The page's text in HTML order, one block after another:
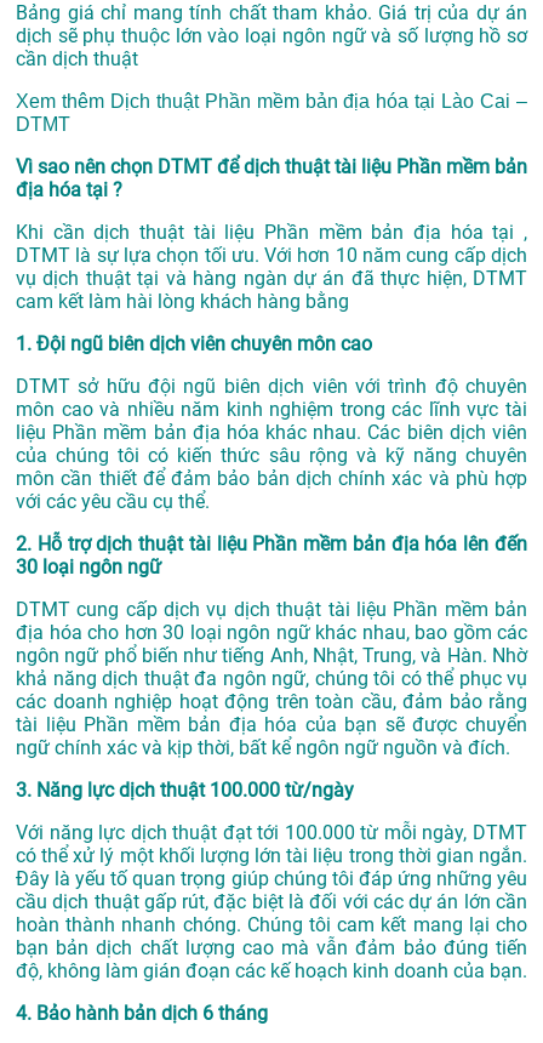
Bảng giá chỉ mang tính chất tham khảo. Giá trị của dự án
dịch sẽ phụ thuộc lớn vào loại ngôn ngữ và số lượng hồ sơ
cần dịch thuật
Xem thêm Dịch thuật Phần mềm bản địa hóa tại Lào Cai –
DTMT
Vì sao nên chọn DTMT để dịch thuật tài liệu Phần mềm bản
địa hóa tại ?
Khi cần dịch thuật tài liệu Phần mềm bản địa hóa tại ,
DTMT là sự lựa chọn tối ưu. Với hơn 10 năm cung cấp dịch
vụdịch thuật tại và hàng ngàn dự án đã thực hiện, DTMT
cam kết làm hài lòng khách hàng bằng
1. Đội ngũ biên dịch viên chuyên môn cao
DTMT sở hữu đội ngũ biên dịch viên với trình độ chuyên
môn cao và nhiều năm kinh nghiệm trong các lĩnh vực tài
liệu Phần mềm bản địa hóa khác nhau. Các biên dịch viên
của chúng tôi có kiến thức sâu rộng và kỹ năng chuyên
môn cần thiết để đảm bảo bản dịch chính xác và phù hợp
với các yêu cầu cụ thể.
2. Hỗ trợ dịch thuật tài liệu Phần mềm bản địa hóa lên đến
30 loại ngôn ngữ
DTMT cung cấp dịch vụ dịch thuật tài liệu Phần mềm bản
địa hóa cho hơn 30 loại ngôn ngữ khác nhau, bao gồm các
ngôn ngữ phổ biến như tiếng Anh, Nhật, Trung, và Hàn. Nhờ
khả năng dịch thuật đa ngôn ngữ, chúng tôi có thể phục vụ
các doanh nghiệp hoạt động trên toàn cầu, đảm bảo rằng
tài liệu Phần mềm bản địa hóa của bạn sẽ được chuyển
ngữ chính xác và kịp thời, bất kể ngôn ngữ nguồn và đích.
3. Năng lực dịch thuật 100.000 từ/ngày
Với năng lực dịch thuật đạt tới 100.000 từ mỗi ngày, DTMT
có thể xử lý một khối lượng lớn tài liệu trong thời gian ngắn.
Đây là yếu tố quan trọng giúp chúng tôi đáp ứng những yêu
cầu dịch thuật gấp rút, đặc biệt là đối với các dự án lớn cần
hoàn thành nhanh chóng. Chúng tôi cam kết mang lại cho
bạn bản dịch chất lượng cao mà vẫn đảm bảo đúng tiến
độ, không làm gián đoạn các kế hoạch kinh doanh của bạn.
4. Bảo hành bản dịch 6 tháng